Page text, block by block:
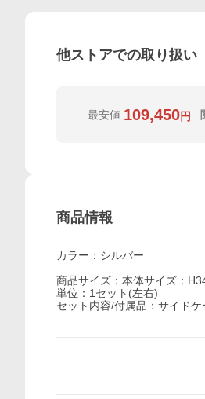
他ストアでの取り扱い
最安値 109,450円
商品情報
カラー：シルバー
商品サイズ：本体サイズ：
単位：1セット(左右)
セット内容/付属品：サイド